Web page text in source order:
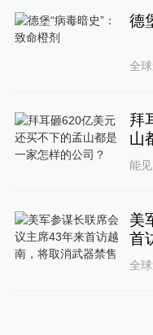
德
全
拜
山
能
美
首
全